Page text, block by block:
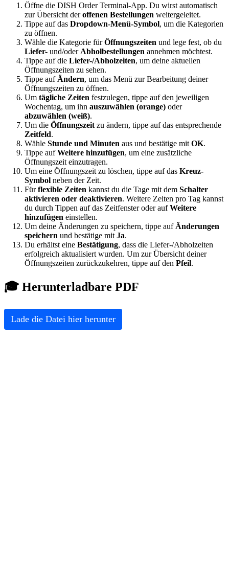
Öffne die DISH Order Terminal-App. Du wirst automatisch
zur Übersicht deroffenen Bestellungen weitergeleitet.
Tippe auf das Dropdown-Menü-Symbol, um die Kategorien
zu öffnen.
Wähle die Kategorie fürÖffnungszeiten und lege fest, ob du
Liefer- und/oder Abholbestellungen annehmen möchtest.
Tippe auf die Liefer-/Abholzeiten, um deine aktuellen
Öffnungszeiten zu sehen.
Tippe auf Ändern, um das Menü zur Bearbeitung deiner
Öffnungszeiten zu öffnen.
Um tägliche Zeiten festzulegen, tippe auf den jeweiligen
Wochentag, um ihn auszuwählen (orange) oder
abzuwählen (weiß).
Um die Öffnungszeit zu ändern, tippe auf das entsprechende
Zeitfeld.
Wähle Stunde und Minuten aus und bestätige mit OK.
Tippe aufWeitere hinzufügen, um eine zusätzliche
Öffnungszeit einzutragen.
Um eine Öffnungszeit zu löschen, tippe auf das Kreuz-
Symbol neben der Zeit.
Fürflexible Zeiten kannst du die Tage mit dem Schalter
aktivieren oder deaktivieren. Weitere Zeiten pro Tag kannst
du durch Tippen auf das Zeitfenster oder aufWeitere
hinzufügen einstellen.
Um deine Änderungen zu speichern, tippe auf Änderungen
speichern und bestätige mit Ja.
Du erhältst eine Bestätigung, dass die Liefer-/Abholzeiten
erfolgreich aktualisiert wurden. Um zur Übersicht deiner
Öffnungszeiten zurückzukehren, tippe auf den Pfeil.
🎓 Herunterladbare PDF
Lade die Datei hier herunter